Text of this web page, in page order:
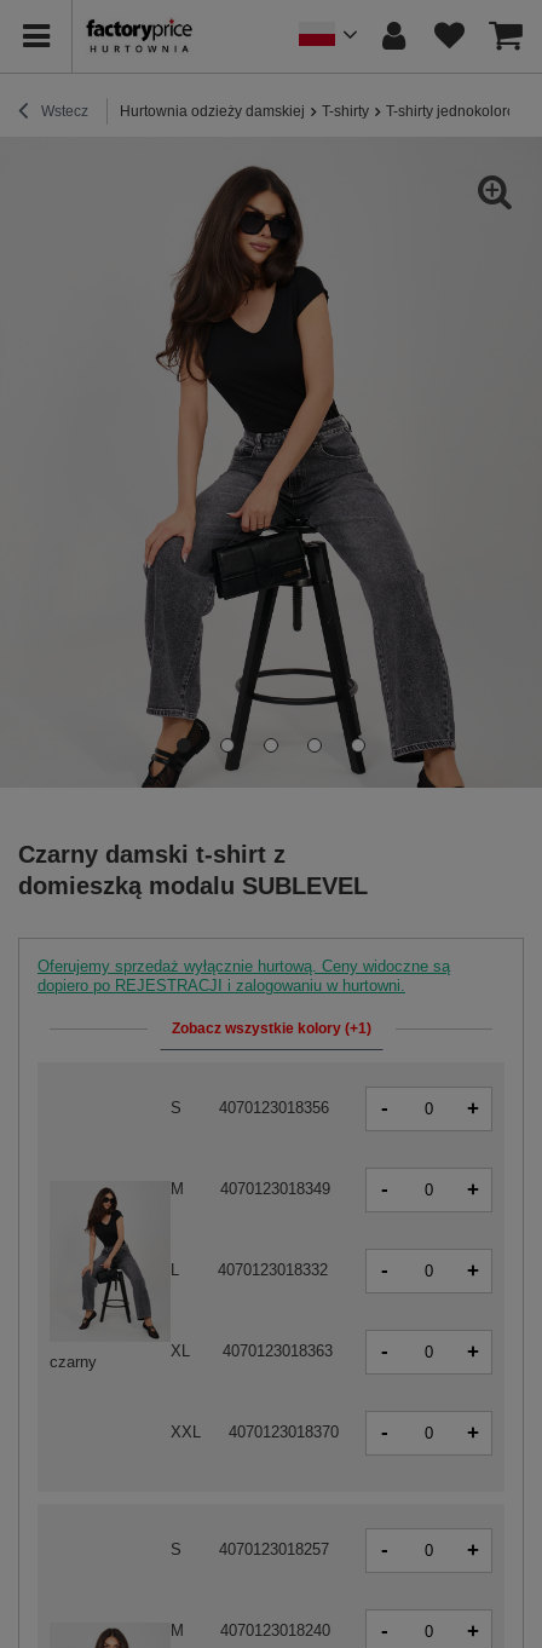
Wstecz Hurtownia odzieży damskiej T-shirty T-shirty jednokolorowe
Czarny damski t-shirt z
domieszką modalu SUBLEVEL
Oferujemy sprzedaż wyłącznie hurtową. Ceny widoczne są
dopiero po REJESTRACJI i zalogowaniu w hurtowni.
Zobacz wszystkie kolory (+1)
S 4070123018257 - +
M 4070123018240 - +
czarny
S 4070123018356 - +
M 4070123018349 - +
L 4070123018332 - +
XL 4070123018363 - +
XXL 4070123018370 - +